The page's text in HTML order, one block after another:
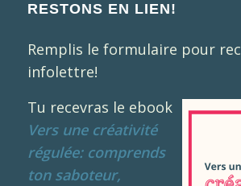
RESTONS EN LIEN!
Remplis le formulaire pour
infolettre!
Tu recevras le ebook
Vers une créativité
régulée: comprends
ton saboteur,